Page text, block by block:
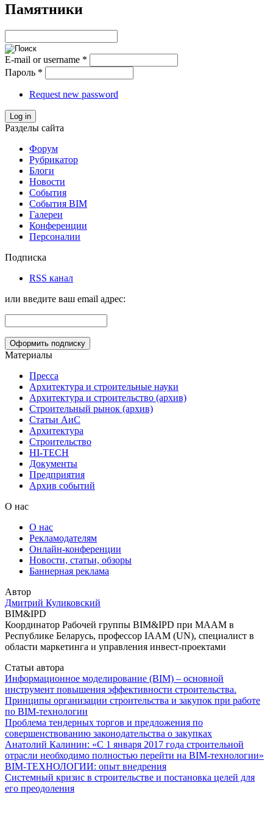
Памятники
E-mail or username *
Пароль *
Request new password
Log in
Разделы сайта
Форум
Рубрикатор
Блоги
Новости
События
События BIM
Галереи
Конференции
Персоналии
Подписка
RSS канал
или введите ваш email адрес:
Материалы
Пресса
Архитектура и строительные науки
Архитектура и строительство (архив)
Строительный рынок (архив)
Статьи АиС
Архитектура
Строительство
HI-TECH
Документы
Предприятия
Архив событий
О нас
О нас
Рекламодателям
Онлайн-конференции
Новости, статьи, обзоры
Баннерная реклама
Автор
Дмитрий Куликовский
BIM&IPD
Координатор Рабочей группы BIM&IPD при МААМ в
Республике Беларусь, профессор IAAM (UN), специалист в
области маркетинга и управления инвест-проектами
Статьи автора
Информационное моделирование (BIM) – основной
инструмент повышения эффективности строительства.
Принципы организации строительства и закупок при работе
по BIM-технологии
Проблема тендерных торгов и предложения по
совершенствованию законодательства о закупках
Анатолий Калинин: «С 1 января 2017 года строительной
отрасли необходимо полностью перейти на BIM-технологии»
BIM-ТЕХНОЛОГИИ: опыт внедрения
Системный кризис в строительстве и постановка целей для
его преодоления